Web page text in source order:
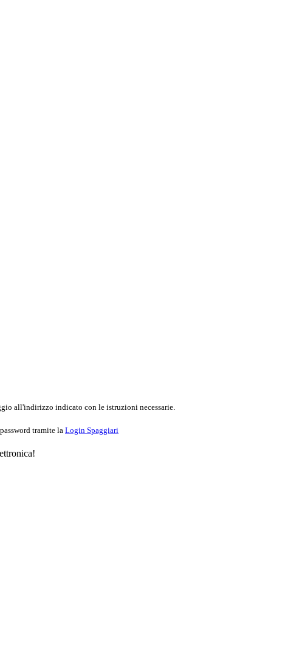
all'indirizzo indicato con le istruzioni necessarie.
tramite la Login Spaggiari